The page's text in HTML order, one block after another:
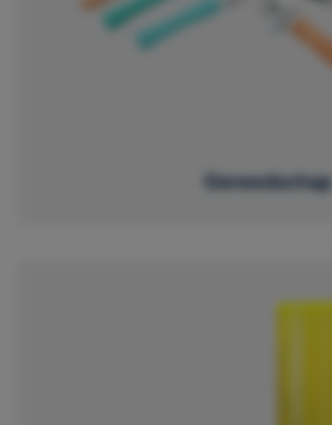
Gereedschap